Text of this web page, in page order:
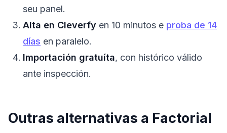
seu panel.
Alta en Cleverfy en 10 minutos e proba de 14
días en paralelo.
Importación gratuíta, con histórico válido
ante inspección.
Outras alternativas a Factorial